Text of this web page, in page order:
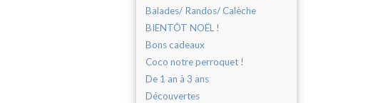
Balades/ Randos/ Calèche
BIENTÔT NOËL !
Bons cadeaux
Coco notre perroquet !
De 1 an à 3 ans
Découvertes